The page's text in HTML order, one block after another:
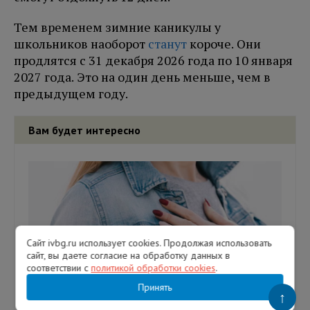
Тем временем зимние каникулы у
школьников наоборот станут короче. Они
продлятся с 31 декабря 2026 года по 10 января
2027 года. Это на один день меньше, чем в
предыдущем году.
Вам будет интересно
Сайт ivbg.ru использует cookies. Продолжая использовать
сайт, вы даете согласие на обработку данных в
соответствии с политикой обработки cookies.
Принять
↑